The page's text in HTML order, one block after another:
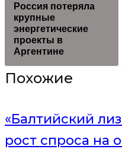
Россия потеряла
крупные
энергетические
проекты в
Аргентине
Похожие
«Балтийский
рост спроса на